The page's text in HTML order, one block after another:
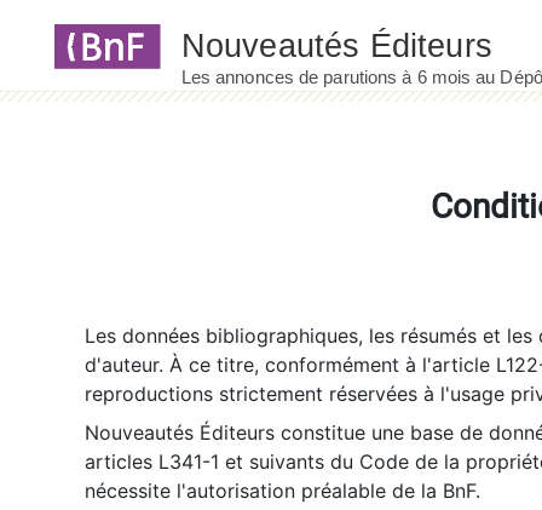
Les données bibliographiques, les résumés et
d'auteur. À ce titre, conformément à l'article
reproductions strictement réservées à l'usage
Nouveautés Éditeurs constitue une base de
articles L341-1 et suivants du Code de la
nécessite l'autorisation préalable de la BnF.